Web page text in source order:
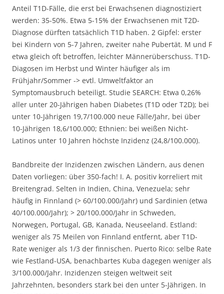
Anteil T1D-Fälle, die erst bei Erwachsenen diagnostiziert
werden: 35-50%. Etwa 5-15% der Erwachsenen mit T2D-
Diagnose dürften tatsächlich T1D haben. 2 Gipfel: erster
bei Kindern von 5-7 Jahren, zweiter nahe Pubertät. M und F
etwa gleich oft betroffen, leichter Männerüberschuss. T1D-
Diagosen im Herbst und Winter häufiger als im
Frühjahr/Sommer -> evtl. Umweltfaktor an
Symptomausbruch beteiligt. Studie SEARCH: Etwa 0,26%
aller unter 20-Jährigen haben Diabetes (T1D oder T2D); bei
unter 10-Jährigen 19,7/100.000 neue Fälle/Jahr, bei über
10-Jährigen 18,6/100.000; Ethnien: bei weißen Nicht-
Latinos unter 10 Jahren höchste Inzidenz (24,8/100.000).
Bandbreite der Inzidenzen zwischen Ländern, aus denen
Daten vorliegen: über 350-fach! I. A. positiv korreliert mit
Breitengrad. Selten in Indien, China, Venezuela; sehr
häufig in Finnland (> 60/100.000/Jahr) und Sardinien (etwa
40/100.000/Jahr); > 20/100.000/Jahr in Schweden,
Norwegen, Portugal, GB, Kanada, Neuseeland. Estland:
weniger als 75 Meilen von Finnland entfernt, aber T1D-
Rate weniger als 1/3 der finnischen. Puerto Rico: selbe Rate
wie Festland-USA, benachbartes Kuba dagegen weniger als
3/100.000/Jahr. Inzidenzen steigen weltweit seit
Jahrzehnten, besonders stark bei den unter 5-Jährigen. In